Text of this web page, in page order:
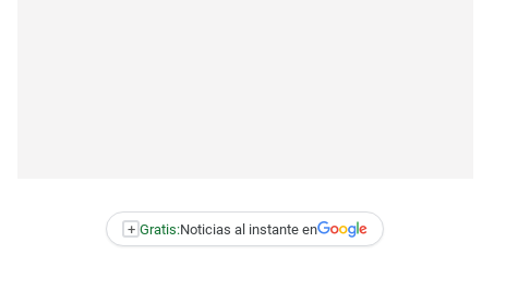
+ Gratis:Noticias al instante en